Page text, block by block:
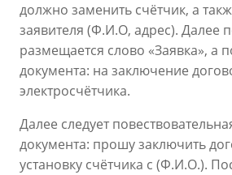
должно заменить счётчик, а
заявителя (Ф.И.О, адрес). Далее
размещается слово «Заявка», а
документа: на заключение
электросчётчика.
Далее следует
документа: прошу заключить
установку счётчика с (Ф.И.О.).